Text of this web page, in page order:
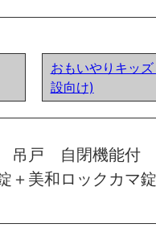
おもいやりキッ
設向け)
吊戸 自閉機能
美和ロックカマ